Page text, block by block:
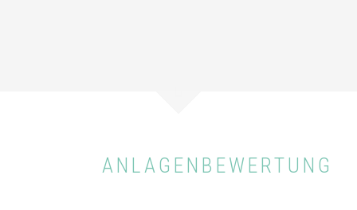
ANLAGENBEWERTUNG